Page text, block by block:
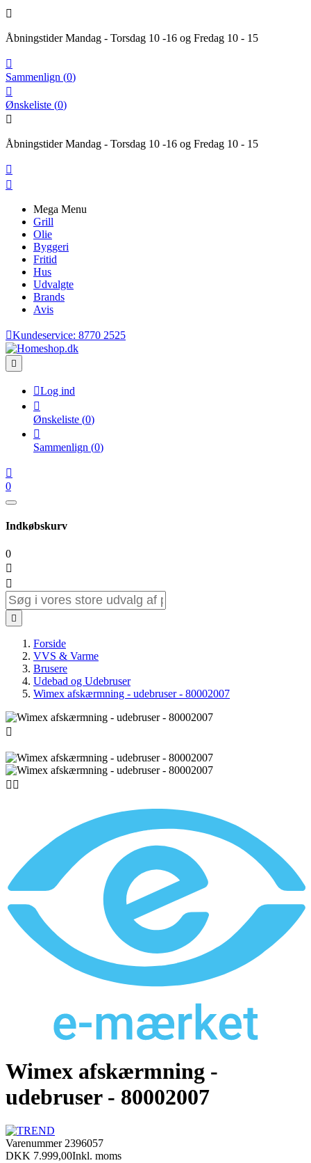

Åbningstider Mandag - Torsdag 10 -16 og Fredag 10 - 15

Sammenlign (0)

Ønskeliste (0)

Åbningstider Mandag - Torsdag 10 -16 og Fredag 10 - 15


Mega Menu
Grill
Olie
Byggeri
Fritid
Hus
Udvalgte
Brands
Avis
Kundeservice: 8770 2525

Log ind

Ønskeliste (0)

Sammenlign (0)

0
Indkøbskurv
0



Forside
VVS & Varme
Brusere
Udebad og Udebruser
Wimex afskærmning - udebruser - 80002007

 
Wimex afskærmning -
udebruser - 80002007
Varenummer 2396057
DKK 7.999,00Inkl. moms